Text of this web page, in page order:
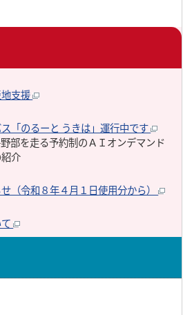
地支援
「のるーと うきは」運行中です
部を走る予約制のＡＩオンデマンド
介
せ（令和８年４月１日使用分から）
て